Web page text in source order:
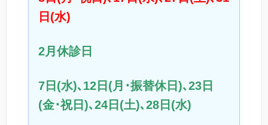
日(水)
2月休診日
7日(水)､12日(月･振替休日)､23日
(金･祝日)､24日(土)､28日(水)